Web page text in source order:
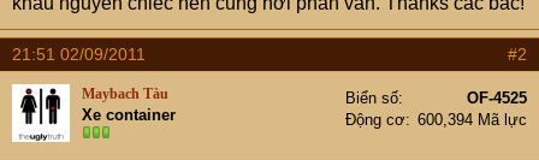
21:51 02/09/2011 #2
Maybach Tàu
Xe container
Biển số
OF-4525
Động cơ
600,394 Mã lực